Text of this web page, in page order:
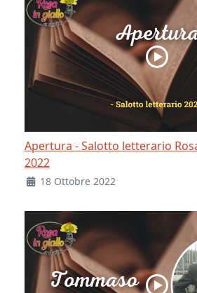
Apertura - Salotto letterario
2022
18 Ottobre 2022